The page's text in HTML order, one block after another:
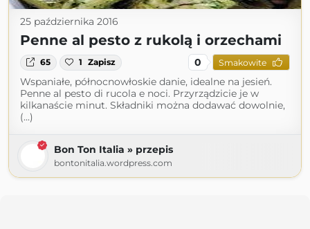
25 października 2016
Penne al pesto z rukolą i orzechami
65 1 Zapisz 0 Smakowite
Wspaniałe, północnowłoskie danie, idealne na jesień.
Penne al pesto di rucola e noci. Przyrządzicie je w
kilkanaście minut. Składniki można dodawać dowolnie,
(...)
Bon Ton Italia » przepis
bontonitalia.wordpress.com